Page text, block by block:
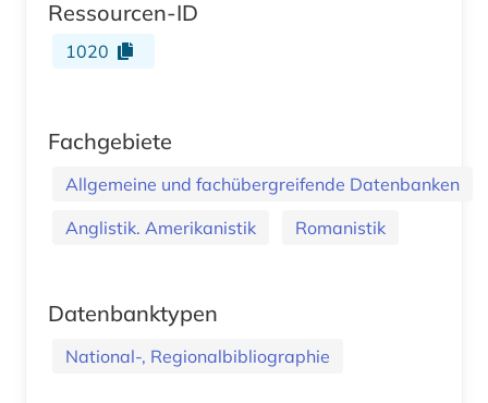
Ressourcen-ID
1020
Fachgebiete
Allgemeine und fachübergreifende Datenbanken
Anglistik. Amerikanistik
Romanistik
Datenbanktypen
National-, Regionalbibliographie